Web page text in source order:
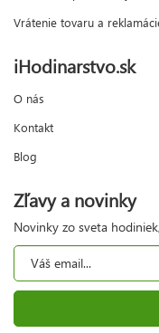
Vrátenie tovaru a
iHodinarstvo.sk
O nás
Kontakt
Blog
Zľavy a novinky
Novinky zo sveta